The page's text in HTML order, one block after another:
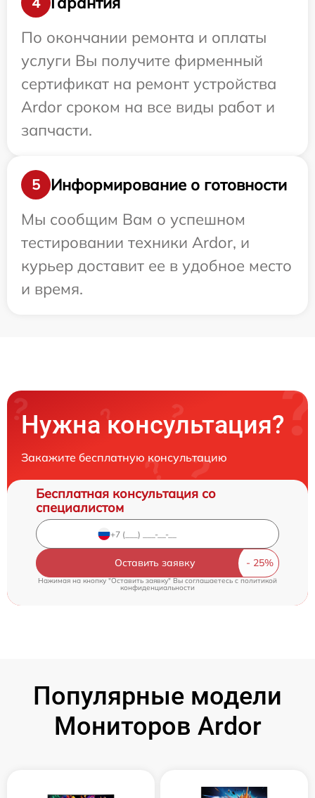
По окончании ремонта и оплаты
услуги Вы получите фирменный
сертификат на ремонт устройства
Ardor сроком на все виды работ и
запчасти.
5
Информирование о готовности
Мы сообщим Вам о успешном
тестировании техники Ardor, и
курьер доставит ее в удобное место
и время.
Нужна консультация?
Закажите бесплатную консультацию
Бесплатная консультация со
специалистом
Оставить заявку
Нажимая на кнопку "Оставить заявку" Вы соглашаетесь cполитикой
конфиденциальности
Популярные модели
Мониторов Ardor